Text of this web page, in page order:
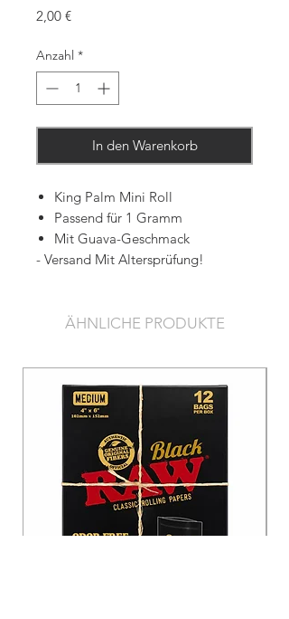
2,00 €Preis
Anzahl *
In den Warenkorb
King Palm Mini Roll
Passend für 1 Gramm
Mit Guava-Geschmack
- Versand Mit Altersprüfung!
ÄHNLICHE PRODUKTE